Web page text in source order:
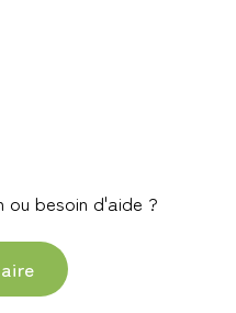
ou besoin d'aide ?